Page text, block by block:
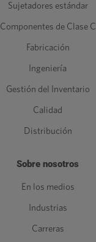
Sujetadores estándar
Componentes de Clase C
Fabricación
Ingeniería
Gestión del Inventario
Calidad
Distribución
Sobre nosotros
En los medios
Industrias
Carreras